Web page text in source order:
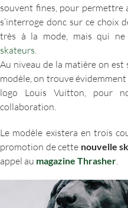
souvent fines, pour permettre
s’interroge donc sur ce choix
très à la mode, mais qui ne
skateurs
Au niveau de la matière on est
modèle, on trouve
logo Louis Vuitton, pour
collaboration.
Le modèle existera en trois
promotion de cette nouvelle
appel au magazine Thrasher